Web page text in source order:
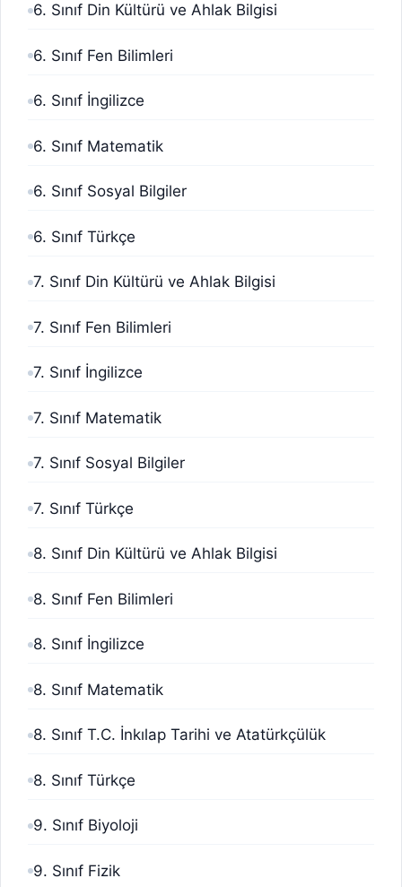
6. Sınıf Din Kültürü ve Ahlak Bilgisi
6. Sınıf Fen Bilimleri
6. Sınıf İngilizce
6. Sınıf Matematik
6. Sınıf Sosyal Bilgiler
6. Sınıf Türkçe
7. Sınıf Din Kültürü ve Ahlak Bilgisi
7. Sınıf Fen Bilimleri
7. Sınıf İngilizce
7. Sınıf Matematik
7. Sınıf Sosyal Bilgiler
7. Sınıf Türkçe
8. Sınıf Din Kültürü ve Ahlak Bilgisi
8. Sınıf Fen Bilimleri
8. Sınıf İngilizce
8. Sınıf Matematik
8. Sınıf T.C. İnkılap Tarihi ve Atatürkçülük
8. Sınıf Türkçe
9. Sınıf Biyoloji
9. Sınıf Fizik